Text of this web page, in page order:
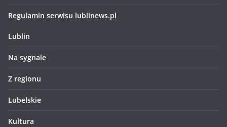
Regulamin serwisu lublinews.pl
Lublin
Na sygnale
Z regionu
Lubelskie
Kultura